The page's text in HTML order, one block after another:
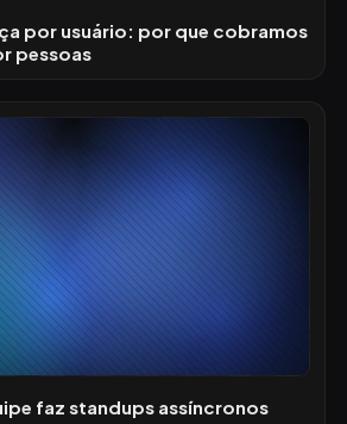
por usuário: por que cobramos
pessoas
faz standups assíncronos